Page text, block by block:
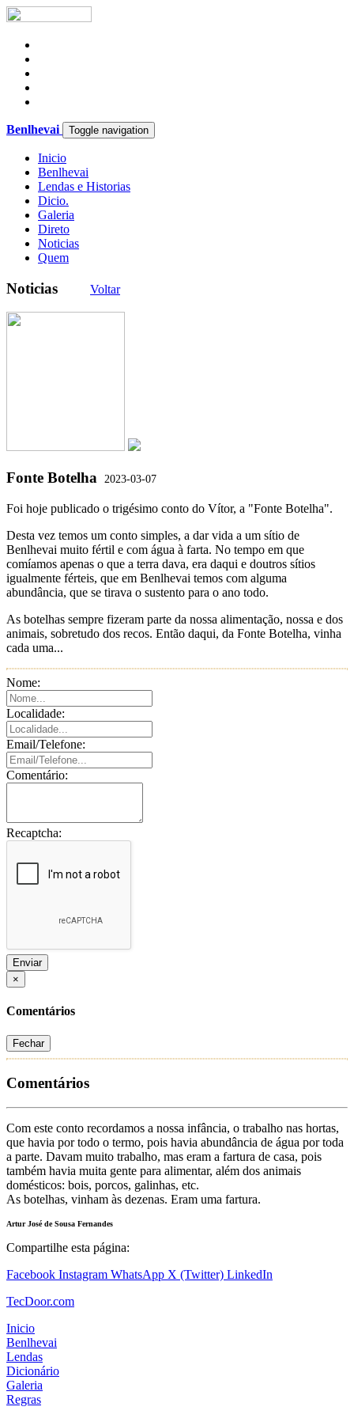
Benlhevai Toggle navigation
Inicio
Benlhevai
Lendas e Historias
Dicio.
Galeria
Direto
Noticias
Quem
Noticias Voltar
Fonte Botelha 2023-03-07
Foi hoje publicado o trigésimo conto do Vítor, a "Fonte Botelha".
Desta vez temos um conto simples, a dar vida a um sítio de
Benlhevai muito fértil e com água à farta. No tempo em que
comíamos apenas o que a terra dava, era daqui e doutros sítios
igualmente férteis, que em Benlhevai temos com alguma
abundância, que se tirava o sustento para o ano todo.
As botelhas sempre fizeram parte da nossa alimentação, nossa e dos
animais, sobretudo dos recos. Então daqui, da Fonte Botelha, vinha
cada uma...
Nome:
Localidade:
Email/Telefone:
Comentário:
Recaptcha:
Enviar
×
Comentários
Fechar
Comentários
Com este conto recordamos a nossa infância, o trabalho nas hortas,
que havia por todo o termo, pois havia abundância de água por toda
a parte. Davam muito trabalho, mas eram a fartura de casa, pois
também havia muita gente para alimentar, além dos animais
domésticos: bois, porcos, galinhas, etc.
As botelhas, vinham às dezenas. Eram uma fartura.
Artur José de Sousa Fernandes
Compartilhe esta página:
Facebook Instagram WhatsApp X (Twitter) LinkedIn
TecDoor.com
Inicio
Benlhevai
Lendas
Dicionário
Galeria
Regras